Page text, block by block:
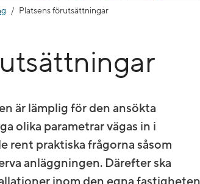
Platsens förutsättningar
är lämplig för den ansökta
olika parametrar vägas in i
rent praktiska frågorna såsom
anläggningen. Därefter ska